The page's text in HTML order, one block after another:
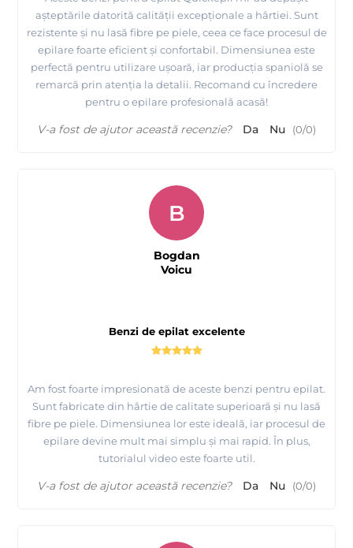
așteptările datorită calității excepționale a hârtiei. Sunt
rezistente și nu lasă fibre pe piele, ceea ce face procesul de
epilare foarte eficient și confortabil. Dimensiunea este
perfectă pentru utilizare ușoară, iar producția spaniolă se
remarcă prin atenția la detalii. Recomand cu încredere
pentru o epilare profesională acasă!
V-a fost de ajutor această recenzie? Da Nu (0/0)
Benzi de epilat excelente
Am fost foarte impresionată de aceste benzi pentru epilat.
Sunt fabricate din hârtie de calitate superioară și nu lasă
fibre pe piele. Dimensiunea lor este ideală, iar procesul de
epilare devine mult mai simplu și mai rapid. În plus,
tutorialul video este foarte util.
B
Bogdan
Voicu
V-a fost de ajutor această recenzie? Da Nu (0/0)